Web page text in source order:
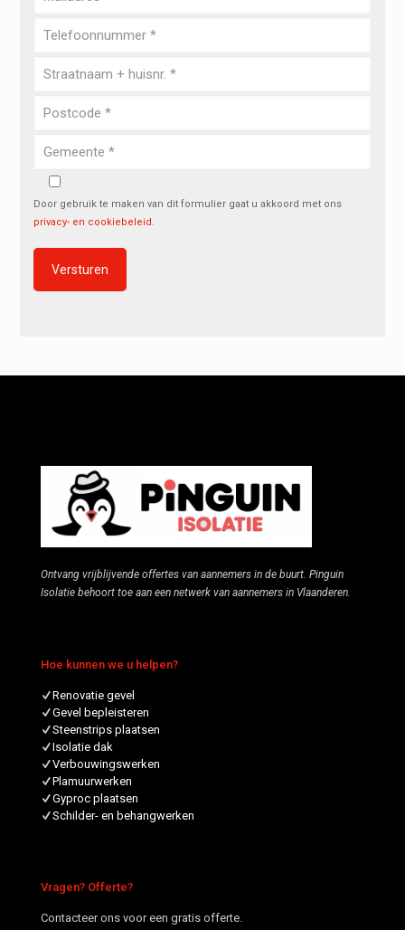
Door gebruik te maken van dit formulier gaat u akkoord met ons
privacy- en cookiebeleid .
Ontvang vrijblijvende offertes van aannemers in de buurt. Pinguin
Isolatie behoort toe aan een netwerk van aannemers in Vlaanderen.
Hoe kunnen we u helpen?
Renovatie gevel
Gevel bepleisteren
Steenstrips plaatsen
Isolatie dak
Verbouwingswerken
Plamuurwerken
Gyproc plaatsen
Schilder- en behangwerken
Vragen? Offerte?
Contacteer ons voor een gratis offerte.